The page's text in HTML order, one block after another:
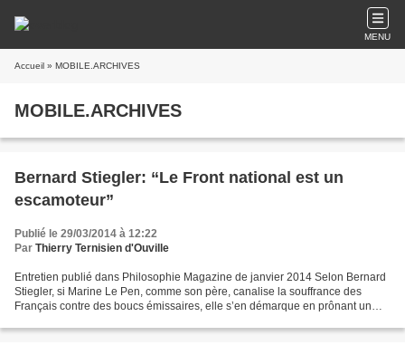
MENU
Accueil » MOBILE.ARCHIVES
MOBILE.ARCHIVES
Bernard Stiegler: “Le Front national est un
escamoteur”
Publié le 29/03/2014 à 12:22
Par Thierry Ternisien d'Ouville
Entretien publié dans Philosophie Magazine de janvier 2014 Selon Bernard
Stiegler, si Marine Le Pen, comme son père, canalise la souffrance des
Français contre des boucs émissaires, elle s’en démarque en prônant un